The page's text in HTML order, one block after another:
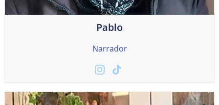
Pablo
Narrador